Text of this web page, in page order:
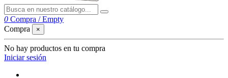
0 Compra /Empty
Compra
×
No hay productos en tu compra
Iniciar sesión